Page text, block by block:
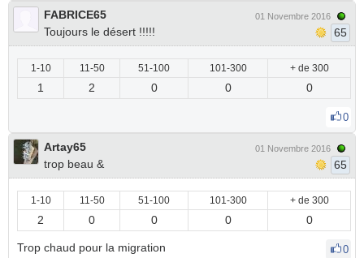
FABRICE65
Toujours le désert !!!!!
01 Novembre 2016
65
1-10 11-50 51-100 101-300 + de 300
1 2 0 0 0
0
Artay65
trop beau &
01 Novembre 2016
65
1-10 11-50 51-100 101-300 + de 300
2 0 0 0 0
Trop chaud pour la migration 0